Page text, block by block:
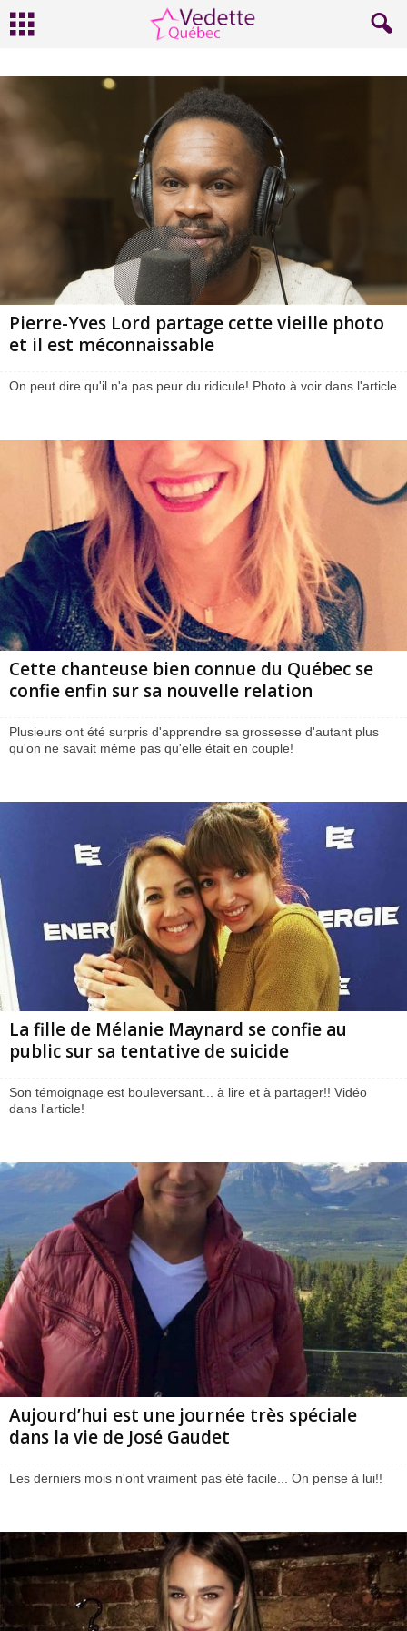
Pierre-Yves Lord partage cette vieille photo
et il est méconnaissable
On peut dire qu'il n'a pas peur du ridicule! Photo à voir dans l'article
Cette chanteuse bien connue du Québec se
confie enfin sur sa nouvelle relation
Plusieurs ont été surpris d'apprendre sa grossesse d'autant plus
qu'on ne savait même pas qu'elle était en couple!
La fille de Mélanie Maynard se confie au
public sur sa tentative de suicide
Son témoignage est bouleversant... à lire et à partager!! Vidéo
dans l'article!
Aujourd’hui est une journée très spéciale
dans la vie de José Gaudet
Les derniers mois n'ont vraiment pas été facile... On pense à lui!!